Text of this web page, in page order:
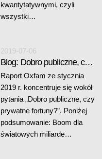
kwantytatywnymi, czyli
wszystki…
2019-07-06
Blog: Dobro publiczne, czy prywatne fortuny?
Raport Oxfam ze stycznia
2019 r. koncentruje się wokół
pytania „Dobro publiczne, czy
prywatne fortuny?”. Poniżej
podsumowanie: Boom dla
światowych miliarde…